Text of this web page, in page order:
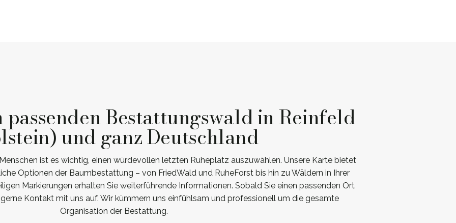
passenden Bestattungswald in Reinfeld
und ganz Deutschland
ist es wichtig, einen würdevollen letzten Ruheplatz auszuwählen. Unsere Karte bietet
Optionen der Baumbestattung – von FriedWald und RuheForst bis hin zu Wäldern in Ihrer
Markierungen erhalten Sie weiterführende Informationen. Sobald Sie einen passenden Ort
Kontakt mit uns auf. Wir kümmern uns einfühlsam und professionell um die gesamte
Organisation der Bestattung.